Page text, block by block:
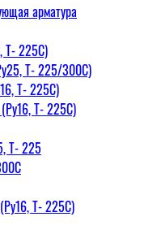
арматура
Т- 225С)
Т- 225/300С)
Т- 225С)
Т- 225С)
Т- 225
Т- 225С)